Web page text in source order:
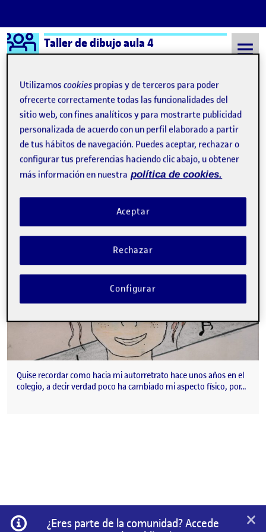
Saltar al contenido
Logo Ágora
Taller de dibujo aula 4
Semestre 20222 - Aula 4 rostros
rostros
Mi autorretrato
Publicado por
Maria Paula González Pinzón
Fecha de publicación9 marzo, 2023 11:58 pm
1 comentario
Quise recordar como hacia mi autorretrato hace unos años en el
colegio, a decir verdad poco ha cambiado mi aspecto físico, por…
Información
¿Eres parte de la comunidad? Accede
×
Utilizamoscookies propias y de terceros para poder
ofrecerte correctamente todas las funcionalidades del
sitio web, con fines analíticos y para mostrarte publicidad
personalizada de acuerdo con un perfil elaborado a partir
de tus hábitos de navegación. Puedes aceptar, rechazar o
configurar tus preferencias haciendo clic abajo, u obtener
más información en nuestra política de cookies.
Rechazar
Aceptar
Configurar